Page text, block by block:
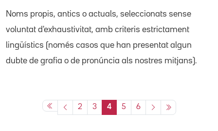
Noms propis, antics o actuals, seleccionats sense
voluntat d'exhaustivitat, amb criteris estrictament
lingüístics (només casos que han presentat algun
dubte de grafia o de pronúncia als nostres mitjans).
2 3 4 5 6